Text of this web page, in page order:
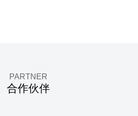
PARTNER
合作伙伴